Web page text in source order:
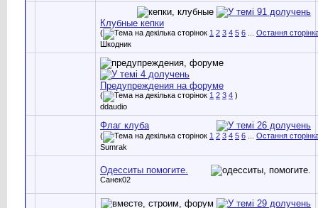
Клубные кепки
( 1 2 3 4 5 6
Остання
Шкодник
Предупреждения на форуме
( 1 2 3 4 )
ddaudio
Флаг клуба
( 1 2 3 4 5 6
Остання
Sumrak
Одесситы помогите.
Санек02